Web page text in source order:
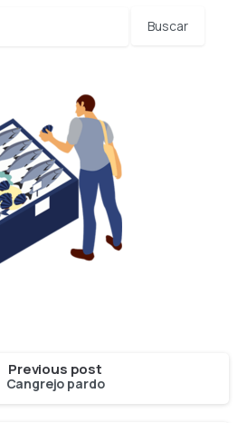
Previous post
Cangrejo pardo